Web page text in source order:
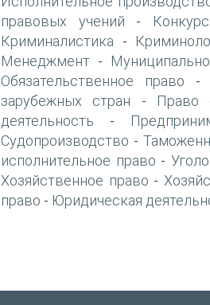
правовых учений -
Криминалистика -
Менеджмент -
Обязательственное право -
зарубежных стран - Право
деятельность -
Судопроизводство -
исполнительное право -
Хозяйственное право -
право - Юридическая